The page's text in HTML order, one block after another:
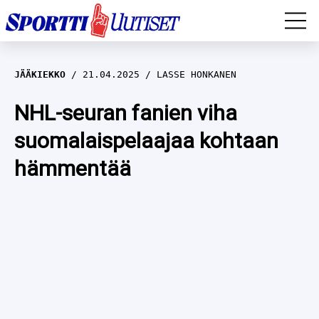
EM-YLEISURHEILU
JÄÄKIEKKO
YLEISURHEILU
WILMA HELTELÄ
TALVILAJIT
JÄÄKIEKKO 21.04.2025 LASSE HONKANEN
NHL-seuran fanien viha
suomalaispelaajaa kohtaan
hämmentää